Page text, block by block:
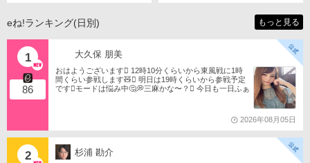
eね!ランキング(日別) もっと見る
1
86
大久保 朋美
おはようございます󾀀️ 12時10分くらいから東風戦に1時
間くらい参戦します🧸󾬏 明日は19時くらいから参戦予定
です󾭨️モードは悩み中🤔💭三麻かな〜？󾠋️ 今日も一日ふぁ
2026年08月05日
2 杉浦 勘介